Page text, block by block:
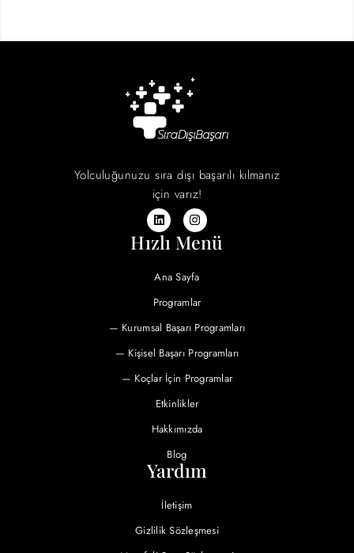
Yolculuğunuzu sıra dışı başarılı kılmanız
için varız!
Hızlı Menü
Ana Sayfa
Programlar
— Kurumsal Başarı Programları
— Kişisel Başarı Programları
— Koçlar İçin Programlar
Etkinlikler
Hakkımızda
Blog
Yardım
İletişim
Gizlilik Sözleşmesi